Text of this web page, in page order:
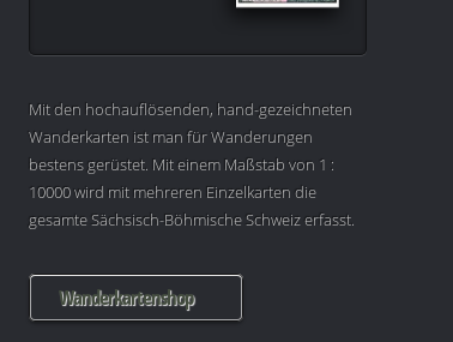
Mit den hochauflösenden, hand-gezeichneten
Wanderkarten ist man für Wanderungen
bestens gerüstet. Mit einem Maßstab von 1 :
10000 wird mit mehreren Einzelkarten die
gesamte Sächsisch-Böhmische Schweiz erfasst.
Wanderkartenshop